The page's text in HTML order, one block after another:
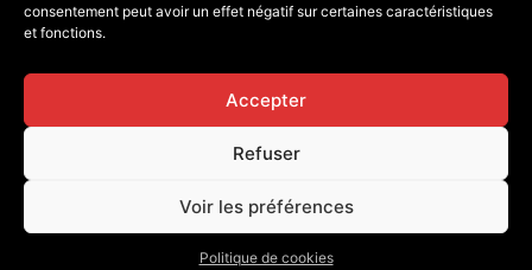
consentement peut avoir un effet négatif sur certaines caractéristiques
et fonctions.
Accepter
Refuser
Voir les préférences
Politique de cookies
Copyright © 2026ANIBI